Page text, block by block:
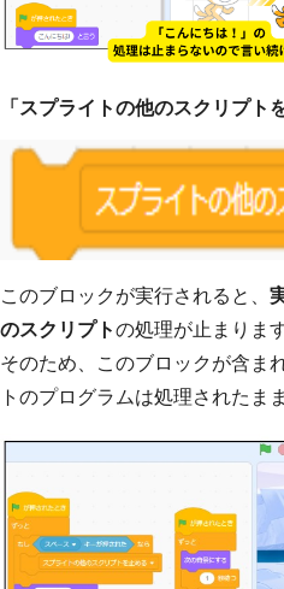
「スプライトの他のスクリプト
このブロックが実行されると、
のスクリプトの処理が止まります
そのため、このブロックが含ま
トのプログラムは処理されたま